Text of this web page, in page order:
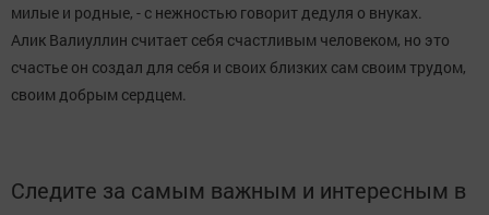
милые и родные, - с нежностью говорит дедуля о внуках.
Алик Валиуллин считает себя счастливым человеком, но это
счастье он создал для себя и своих близких сам своим трудом,
своим добрым сердцем.
Следите за самым важным и интересным в